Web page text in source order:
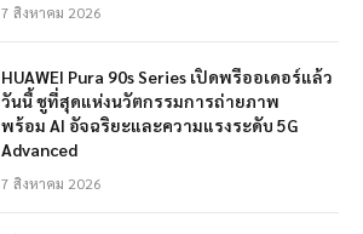
7 สิงหาคม 2026
HUAWEI Pura 90s Series เปิดพรีออเดอร์แล้ว
วันนี้ ชูที่สุดแห่งนวัตกรรมการถ่ายภาพ
พร้อม AI อัจฉริยะและความแรงระดับ 5G
Advanced
7 สิงหาคม 2026